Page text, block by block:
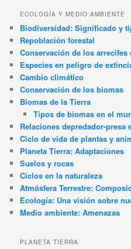
ECOLOGÍA Y MEDIO AMBIENTE
Biodiversidad: Significado y
Repoblación forestal
Conservación de los arrecifes
Especies en peligro de
Cambio climático
Conservación de los biomas
Biomas de la Tierra
Tipos de biomas en el
Relaciones depredador-presa
Ciclo de vida de plantas y
Planeta Tierra: Adaptaciones
Suelos y rocas
Ciclos en la naturaleza
Atmósfera Terrestre:
Ecología: Una visión sobre
Medio ambiente: Amenazas
PLANETA TIERRA